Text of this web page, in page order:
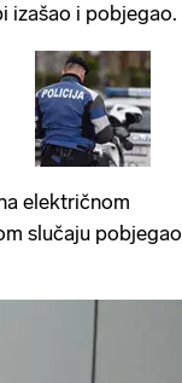
izašao i pobjegao.
električnom
slučaju pobjegao